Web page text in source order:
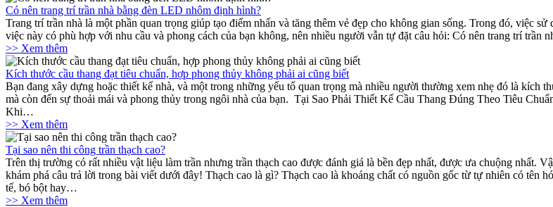
Có nên trang trí trần nhà bằng đèn LED nhôm định hình?
Trang trí trần nhà là một phần quan trọng giúp tạo điểm nhấn và tăng thêm vẻ đẹp cho không gian sống. Trong đó, việc
việc này có phù hợp với nhu cầu và phong cách của bạn không, nên nhiều người vẫn tự đặt câu hỏi: Có nên trang trí
>> Xem thêm
Kích thước cầu thang đạt tiêu chuẩn, hợp phong thủy không phải ai cũng biết
Bạn đang xây dựng hoặc thiết kế nhà, và một trong những yếu tố quan trọng mà nhiều người thường xem nhẹ đó là kích
mà còn đến sự thoải mái và phong thủy trong ngôi nhà của bạn. Tại Sao Phải Thiết Kế Cầu Thang Đúng Theo Tiêu
Khi…
>> Xem thêm
Tại sao nên thi công trần thạch cao?
Trên thị trường có rất nhiều vật liệu làm trần nhưng trần thạch cao được đánh giá là bền đẹp nhất, được ưa chuộng nhất.
khám phá câu trả lời trong bài viết dưới đây! Thạch cao là gì? Thạch cao là khoáng chất có nguồn gốc từ tự nhiên có tên
tế, bó bột hay…
>> Xem thêm